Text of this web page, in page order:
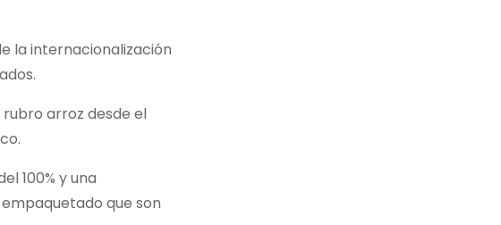
la internacionalización
arroz desde el
100% y una
que son